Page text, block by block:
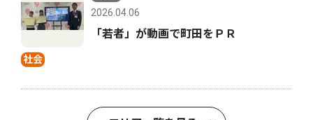
社会
2026.04.06
「若者」が動画で町田をＰＲ